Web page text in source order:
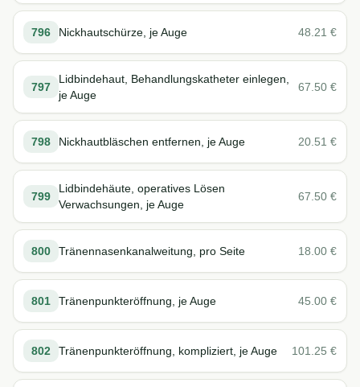
796 Nickhautschürze, je Auge 48.21 €
797
Lidbindehaut, Behandlungskatheter einlegen,
je Auge
67.50 €
798 Nickhautbläschen entfernen, je Auge 20.51 €
799
Lidbindehäute, operatives Lösen
Verwachsungen, je Auge
67.50 €
800 Tränennasenkanalweitung, pro Seite 18.00 €
801 Tränenpunkteröffnung, je Auge 45.00 €
802 Tränenpunkteröffnung, kompliziert, je Auge 101.25 €